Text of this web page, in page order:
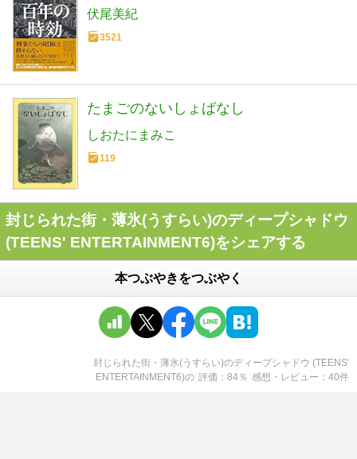
伏尾美紀
3521
たまごのないしょばなし
しおたにまみこ
119
封じられた街・薄氷(うすらい)のディープシャドウ
(TEENS' ENTERTAINMENT6)をシェアする
本つぶやきをつぶやく
封じられた街・薄氷(うすらい)のディープシャドウ (TEENS'
ENTERTAINMENT6)の 評価 84％ 感想・レビュー 40件